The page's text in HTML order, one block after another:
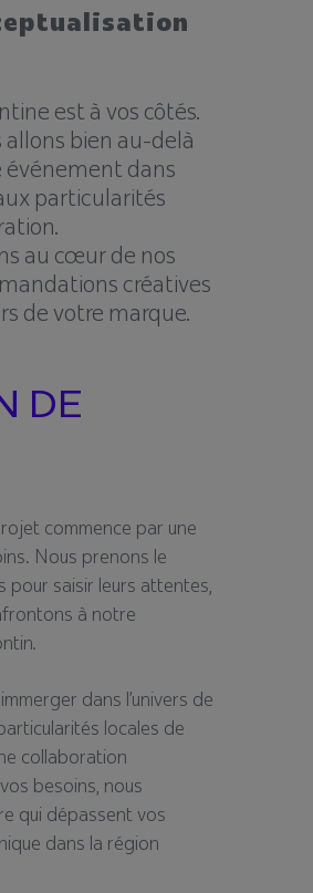
est à vos côtés.
bien au-delà
événement dans
particularités
au cœur de nos
créatives
de votre marque.
DE
commence par une
Nous prenons le
pour saisir leurs attentes,
à notre
dans l’univers de
locales de
collaboration
besoins, nous
qui dépassent vos
dans la région